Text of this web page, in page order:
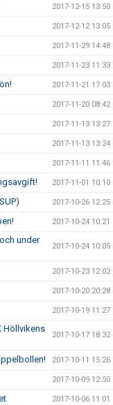
2017-12-15 13:50
2017-12-12 13:05
2017-11-29 14:48
2017-11-23 11:33
2017-11-21 17:03
2017-11-20 08:42
2017-11-13 13:27
2017-11-13 13:24
2017-11-11 11:46
2017-11-01 10:10
2017-10-26 12:25
2017-10-24 10:21
under
2017-10-24 10:05
2017-10-23 12:02
2017-10-20 20:28
2017-10-19 11:27
Höllvikens
2017-10-17 18:32
2017-10-11 15:26
2017-10-09 12:50
2017-10-06 11:01